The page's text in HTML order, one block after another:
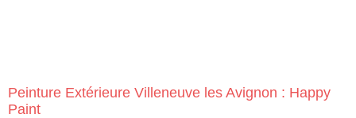
Peinture Extérieure Villeneuve les Avignon : Happy
Paint